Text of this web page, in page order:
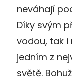
neváhají
Díky svým
vodou, tak i
jedním z
světě.